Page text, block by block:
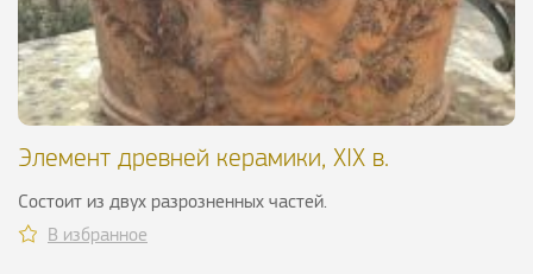
Элемент древней керамики, XIX в.
Состоит из двух разрозненных частей.
В избранное